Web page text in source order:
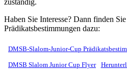
zuständig.
Haben Sie Interesse? Dann finden
Prädikatsbestimmungen dazu:
DMSB-Slalom-Junior-Cup
DMSB Slalom Junior Cup Flyer